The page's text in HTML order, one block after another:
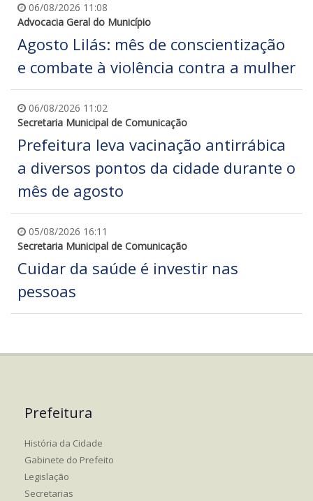
06/08/2026 11:08
Advocacia Geral do Município
Agosto Lilás: mês de conscientização
e combate à violência contra a mulher
06/08/2026 11:02
Secretaria Municipal de Comunicação
Prefeitura leva vacinação antirrábica
a diversos pontos da cidade durante o
mês de agosto
05/08/2026 16:11
Secretaria Municipal de Comunicação
Cuidar da saúde é investir nas
pessoas
Prefeitura
História da Cidade
Gabinete do Prefeito
Legislação
Secretarias